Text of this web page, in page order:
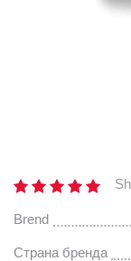
Brend
Страна бренда